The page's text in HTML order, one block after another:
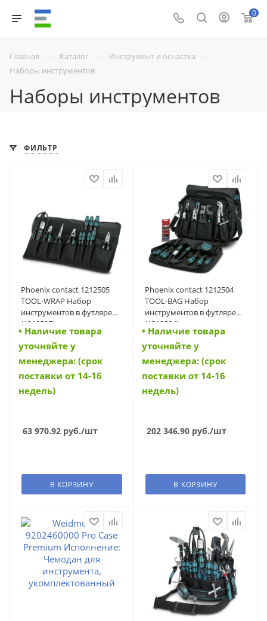
0
Главная — Каталог — Инструмент и оснастка —
Наборы инструментов
Наборы инструментов
ФИЛЬТР
Phoenix contact 1212505
TOOL-WRAP Набор
инструментов в футляре
(1212505)
• Наличие товара
уточняйте у
менеджера: (срок
поставки от 14-16
недель)
63 970.92 руб./шт
В КОРЗИНУ
Phoenix contact 1212504
TOOL-BAG Набор
инструментов в футляре
(1212504)
• Наличие товара
уточняйте у
менеджера: (срок
поставки от 14-16
недель)
202 346.90руб./шт
В КОРЗИНУ